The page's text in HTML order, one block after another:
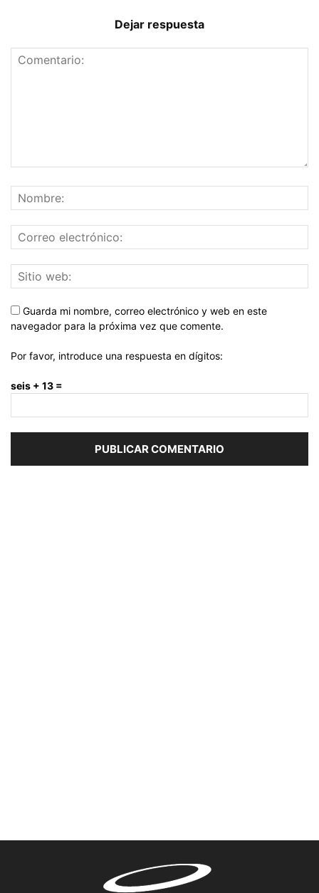
Dejar respuesta
Guarda mi nombre, correo electrónico y web en este
navegador para la próxima vez que comente.
Por favor, introduce una respuesta en dígitos:
seis + 13 =